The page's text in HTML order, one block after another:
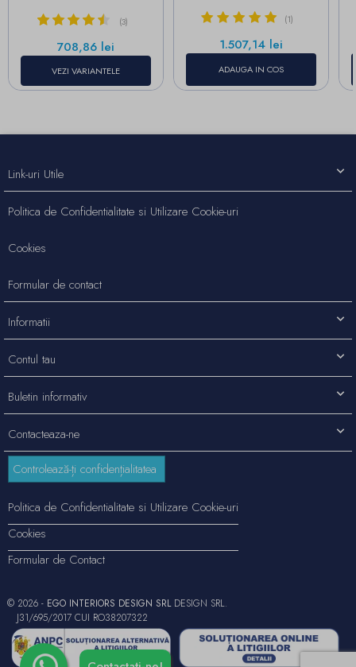
(3)
Pret
708,86 lei
VEZI VARIANTELE
(1)
Pret
1.507,14 lei
ADAUGA IN COS
Contacteaza-ne
Link-uri Utile
Politica de Confidentialitate si Utilizare Cookie-uri
Cookies
Formular de contact
Informatii
Contul tau
Buletin informativ
Controlează-ți confidențialitatea
Politica de Confidentialitate si Utilizare Cookie-uri
Cookies
Formular de Contact
© 2026 - EGO INTERIORS DESIGN SRLDESIGN SRL.
J31/695/2017 CUI RO38207322